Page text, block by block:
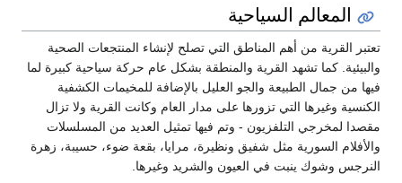
المعالم السياحية
تعتبر القرية من أهم المناطق التي تصلح لإنشاء المنتجعات الصحية
والبيئية. كما تشهد القرية والمنطقة بشكل عام حركة سياحية كبيرة لما
فيها من جمال الطبيعة والجو العليل بالإضافة للمخيمات الكشفية
الكنسية وغيرها التي تزورها على مدار العام وكانت القرية ولا تزال
مقصدا لمخرجي التلفزيون - وتم فيها تمثيل العديد من المسلسلات
والأفلام السورية مثل شفيق ونظيرة، مرايا، بقعة ضوء، حسيبة، زهرة
النرجس وشوك ينبت في العيون والشريد وغيرها.